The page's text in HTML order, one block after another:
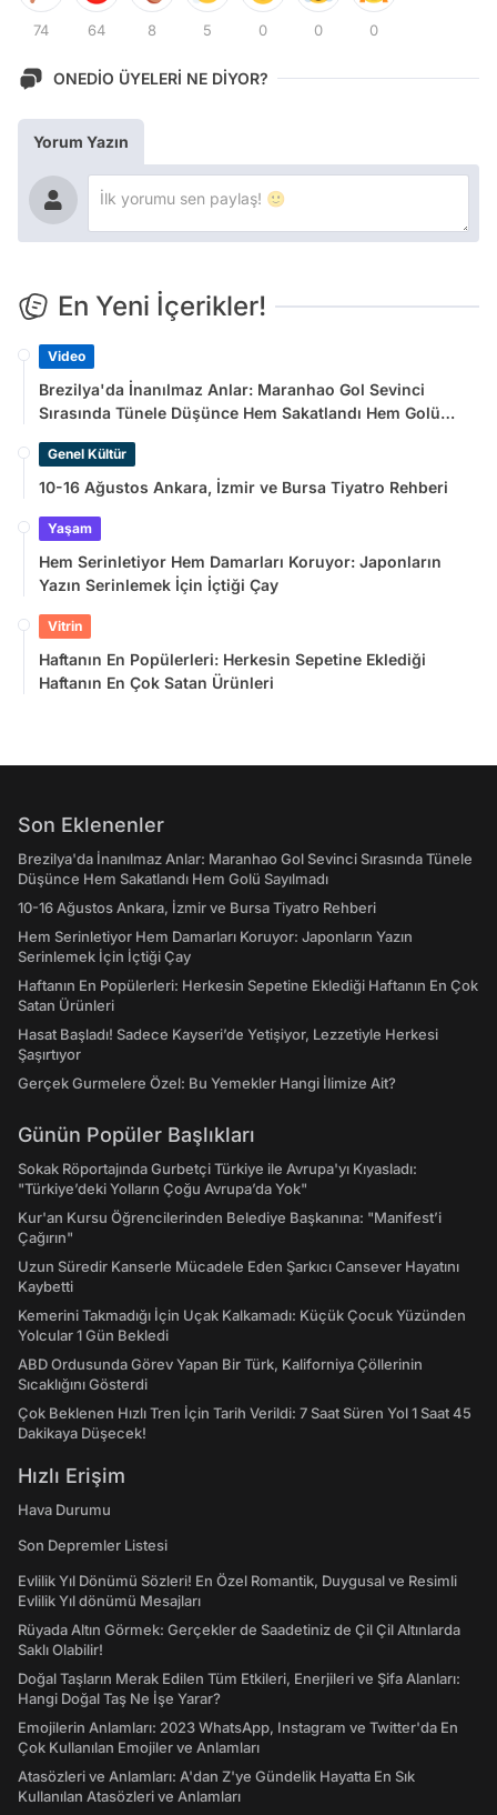
74 64 8 5 0 0 0
ONEDİO ÜYELERİ NE DİYOR?
Yorum Yazın
En Yeni İçerikler!
Video
Brezilya'da İnanılmaz Anlar: Maranhao Gol Sevinci
Sırasında Tünele Düşünce Hem Sakatlandı Hem Golü
Genel Kültür
10-16 Ağustos Ankara, İzmir ve Bursa Tiyatro Rehberi
Yaşam
Hem Serinletiyor Hem Damarları Koruyor: Japonların
Yazın Serinlemek İçin İçtiği Çay
Vitrin
Haftanın En Popülerleri: Herkesin Sepetine Eklediği
Haftanın En Çok Satan Ürünleri
Son Eklenenler
Brezilya'da İnanılmaz Anlar: Maranhao Gol Sevinci Sırasında Tünele
Düşünce Hem Sakatlandı Hem Golü Sayılmadı
10-16 Ağustos Ankara, İzmir ve Bursa Tiyatro Rehberi
Hem Serinletiyor Hem Damarları Koruyor: Japonların Yazın
Serinlemek İçin İçtiği Çay
Haftanın En Popülerleri: Herkesin Sepetine Eklediği Haftanın En Çok
Satan Ürünleri
Hasat Başladı! Sadece Kayseri’de Yetişiyor, Lezzetiyle Herkesi
Şaşırtıyor
Gerçek Gurmelere Özel: Bu Yemekler Hangi İlimize Ait?
Günün Popüler Başlıkları
Sokak Röportajında Gurbetçi Türkiye ile Avrupa'yı Kıyasladı:
"Türkiye’deki Yolların Çoğu Avrupa’da Yok"
Kur'an Kursu Öğrencilerinden Belediye Başkanına: "Manifest’i
Çağırın"
Uzun Süredir Kanserle Mücadele Eden Şarkıcı Cansever Hayatını
Kaybetti
Kemerini Takmadığı İçin Uçak Kalkamadı: Küçük Çocuk Yüzünden
Yolcular 1 Gün Bekledi
ABD Ordusunda Görev Yapan Bir Türk, Kaliforniya Çöllerinin
Sıcaklığını Gösterdi
Çok Beklenen Hızlı Tren İçin Tarih Verildi: 7 Saat Süren Yol 1 Saat 45
Dakikaya Düşecek!
Hızlı Erişim
Hava Durumu
Son Depremler Listesi
Evlilik Yıl Dönümü Sözleri! En Özel Romantik, Duygusal ve Resimli
Evlilik Yıl dönümü Mesajları
Rüyada Altın Görmek: Gerçekler de Saadetiniz de Çil Çil Altınlarda
Saklı Olabilir!
Doğal Taşların Merak Edilen Tüm Etkileri, Enerjileri ve Şifa Alanları:
Hangi Doğal Taş Ne İşe Yarar?
Emojilerin Anlamları: 2023 WhatsApp, Instagram ve Twitter'da En
Çok Kullanılan Emojiler ve Anlamları
Atasözleri ve Anlamları: A'dan Z'ye Gündelik Hayatta En Sık
Kullanılan Atasözleri ve Anlamları